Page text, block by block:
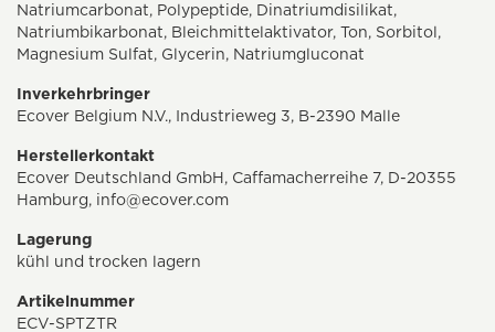
Natriumcarbonat, Polypeptide, Dinatriumdisilikat,
Natriumbikarbonat, Bleichmittelaktivator, Ton, Sorbitol,
Magnesium Sulfat, Glycerin, Natriumgluconat
Inverkehrbringer
Ecover Belgium N.V., Industrieweg 3, B-2390 Malle
Herstellerkontakt
Ecover Deutschland GmbH, Caffamacherreihe 7, D-20355
Hamburg, info@ecover.com
Lagerung
kühl und trocken lagern
Artikelnummer
ECV-SPTZTR